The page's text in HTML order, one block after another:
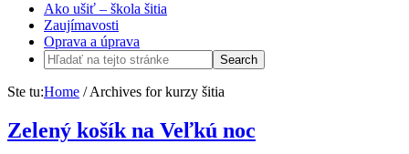
Ako ušiť – škola šitia
Zaujímavosti
Oprava a úprava
Ste tu:Home /Archives for kurzy šitia
Zelený košík na Veľkú noc